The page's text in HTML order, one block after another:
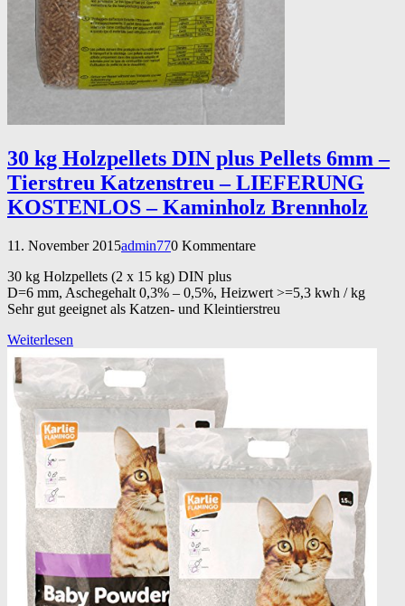
30 kg Holzpellets DIN plus Pellets 6mm –
Tierstreu Katzenstreu – LIEFERUNG
KOSTENLOS – Kaminholz Brennholz
11. November 2015admin770 Kommentare
30 kg Holzpellets (2 x 15 kg) DIN plus
D=6 mm, Aschegehalt 0,3% – 0,5%, Heizwert >=5,3 kwh / kg
Sehr gut geeignet als Katzen- und Kleintierstreu
Weiterlesen